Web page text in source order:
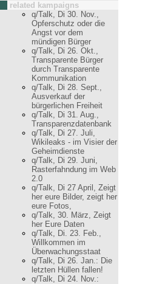
related kampaigns
q/Talk, Di 30. Nov.,
Opferschutz oder die
Angst vor dem
mündigen Bürger
q/Talk, Di 26. Okt.,
Transparente Bürger
durch Transparente
Kommunikation
q/Talk, Di 28. Sept.,
Ausverkauf der
bürgerlichen Freiheit
q/Talk, Di 31. Aug.,
Transparenzdatenbank
q/Talk, Di 27. Juli,
Wikileaks - im Visier der
Geheimdienste
q/Talk, Di 29. Juni,
Rasterfahndung im Web
2.0
q/Talk, Di 27 April, Zeigt
her eure Bilder, zeigt her
eure Fotos,
q/Talk, 30. März, Zeigt
her Eure Daten
q/Talk, Di. 23. Feb.,
Willkommen im
Überwachungsstaat
q/Talk, Di 26. Jan.: Die
letzten Hüllen fallen!
q/Talk, Di 24. Nov.: